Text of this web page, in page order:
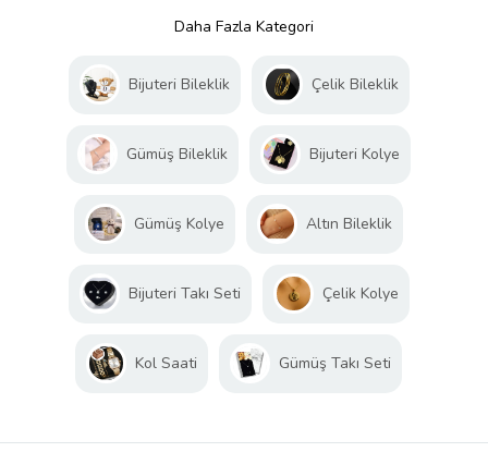
Daha Fazla Kategori
Bijuteri Bileklik Çelik Bileklik
Gümüş Bileklik Bijuteri Kolye
Gümüş Kolye Altın Bileklik
Bijuteri Takı Seti Çelik Kolye
Kol Saati Gümüş Takı Seti